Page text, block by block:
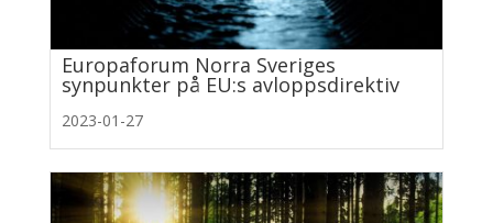
Europaforum Norra Sveriges
synpunkter på EU:s avloppsdirektiv
2023-01-27